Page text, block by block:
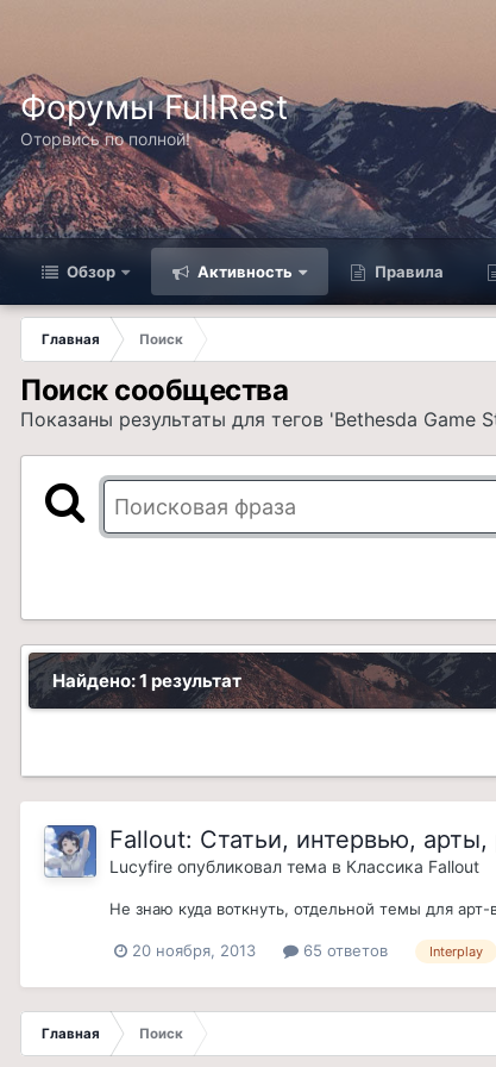
Форумы FullRest
Оторвись по полной!
Обзор Активность Правила
Главная
Поиск
Поиск сообщества
Показаны результаты для тегов 'Bethesda Game
Найдено: 1 результат
Fallout: Статьи, интервью, арты,
Lucyfire опубликовал тема в Классика Fallout
Не знаю куда воткнуть, отдельной темы для
20 ноября, 2013 65 ответов Interplay
Главная Поиск